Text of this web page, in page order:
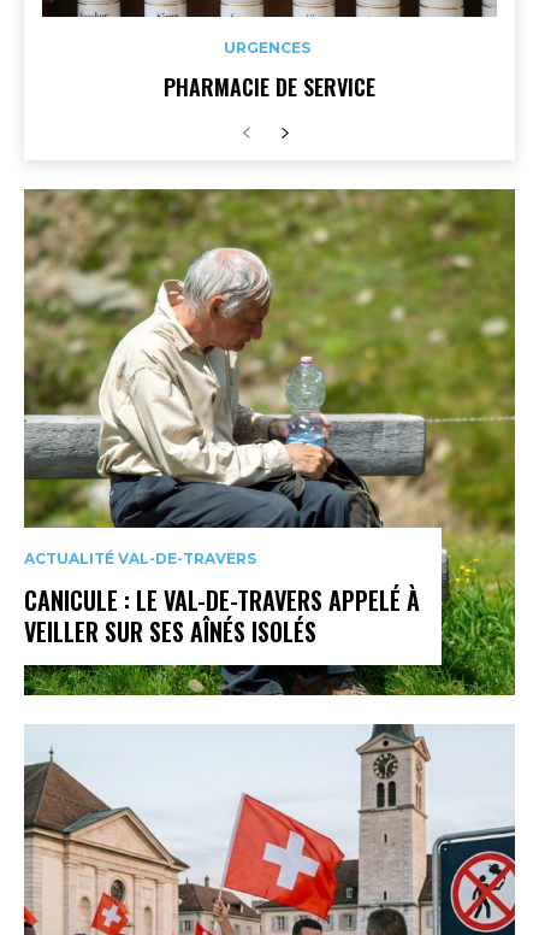
URGENCES
PHARMACIE DE SERVICE
ACTUALITÉ VAL-DE-TRAVERS
CANICULE : LE VAL-DE-TRAVERS APPELÉ À
VEILLER SUR SES AÎNÉS ISOLÉS